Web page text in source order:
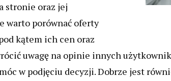
stronie oraz jej
warto porównać oferty
kątem ich cen oraz
uwagę na opinie innych
w podjęciu decyzji. Dobrze jest